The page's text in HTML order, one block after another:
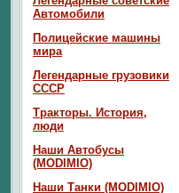
Автомобили
Полицейские машины
мира
Легендарные грузовики
СССР
Тракторы. История,
люди
Наши Автобусы
(MODIMIO)
Наши Танки (MODIMIO)